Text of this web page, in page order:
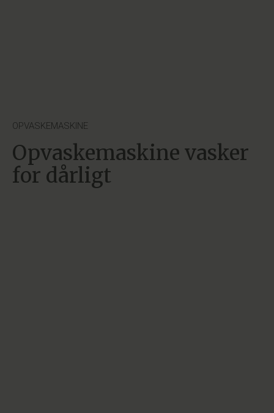
OPVASKEMASKINE
Opvaskemaskine vasker
for dårligt